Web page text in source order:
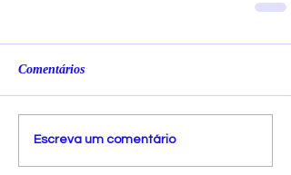
Comentários
Escreva um comentário